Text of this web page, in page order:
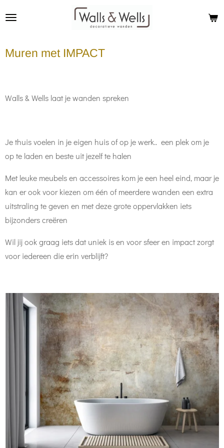
de
Muren met IMPACT
Walls & Wells laat je wanden spreken
Je thuis voelen in je eigen huis of op je werk.. een plek om je
op te laden en beste uit jezelf te halen
Met leuke meubels en accessoires kom je een heel eind, maar je
kan er ook voor kiezen om één of meerdere wanden een extra
uitstraling te geven en met deze grote oppervlakken iets
bijzonders creëren
Wil jij ook graag iets dat uniek is en voor sfeer en impact zorgt
voor iedereen die erin verblijft?